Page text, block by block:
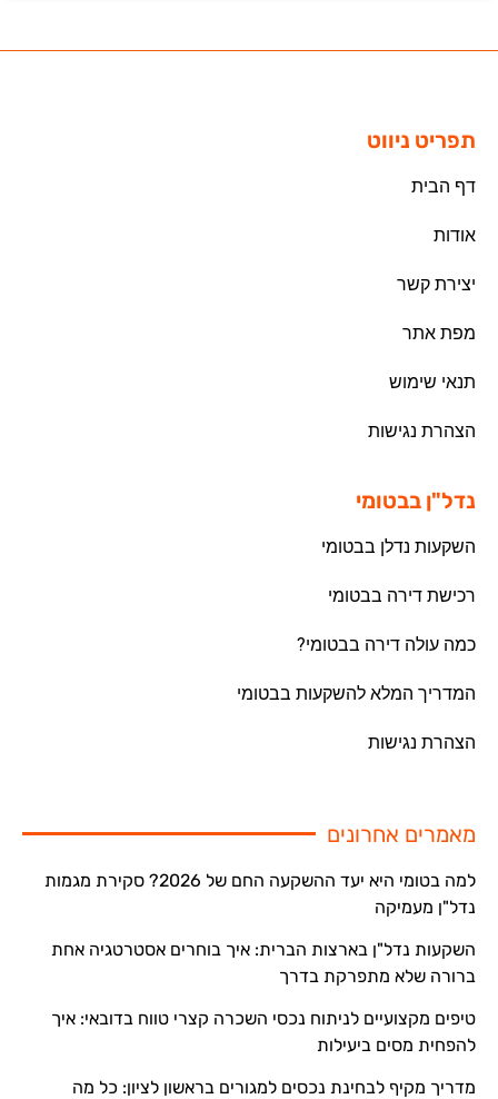
תפריט ניווט
דף הבית
אודות
יצירת קשר
מפת אתר
תנאי שימוש
הצהרת נגישות
נדל"ן בבטומי
השקעות נדלן בבטומי
רכישת דירה בבטומי
כמה עולה דירה בבטומי?
המדריך המלא להשקעות בבטומי
הצהרת נגישות
מאמרים אחרונים
למה בטומי היא יעד ההשקעה החם של 2026? סקירת מגמות
נדל"ן מעמיקה
השקעות נדל"ן בארצות הברית: איך בוחרים אסטרטגיה אחת
ברורה שלא מתפרקת בדרך
טיפים מקצועיים לניתוח נכסי השכרה קצרי טווח בדובאי: איך
להפחית מסים ביעילות
מדריך מקיף לבחינת נכסים למגורים בראשון לציון: כל מה